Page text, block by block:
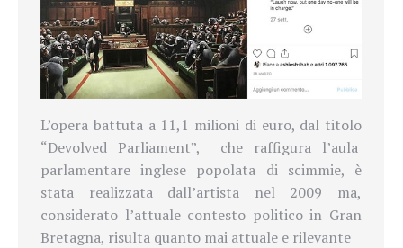
L’opera battuta a 11,1 milioni di euro, dal titolo
“Devolved Parliament”,
che raffigura l’aula
parlamentare inglese popolata di scimmie, è
stata realizzata dall’artista nel 2009 ma,
considerato l’attuale contesto politico in Gran
Bretagna, risulta quanto mai attuale e rilevante